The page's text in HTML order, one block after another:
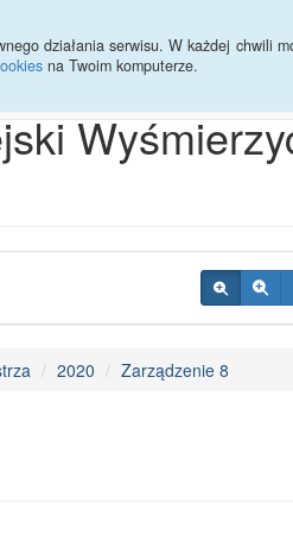
działania serwisu. W każdej chwili
na Twoim komputerze.
Przycisk wyszukaj duży
2020 Zarządzenie 8